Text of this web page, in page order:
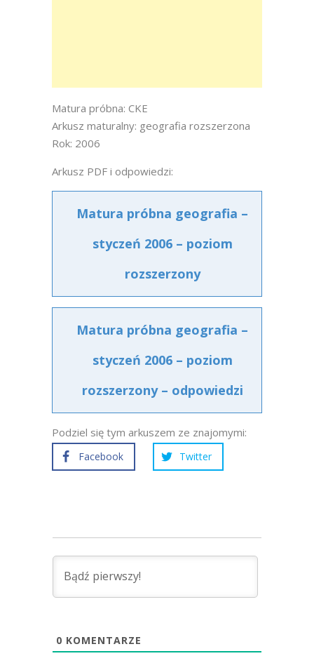
Matura próbna: CKE
Arkusz maturalny: geografia rozszerzona
Rok: 2006
Arkusz PDF i odpowiedzi:
Matura próbna geografia –
styczeń 2006 – poziom
rozszerzony
Matura próbna geografia –
styczeń 2006 – poziom
rozszerzony – odpowiedzi
Podziel się tym arkuszem ze znajomymi:
Facebook Twitter
0 KOMENTARZE